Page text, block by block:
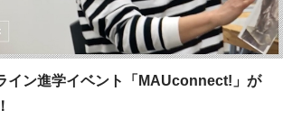
イン進学イベント「MAUconnect!」が